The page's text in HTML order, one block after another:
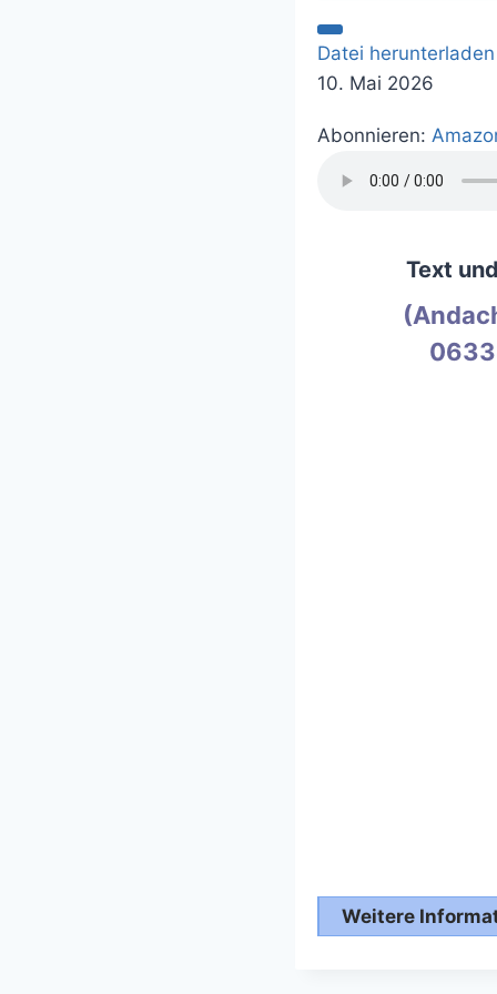
Datei herunterladen
10. Mai 2026
Abonnieren:
Text
Weitere